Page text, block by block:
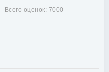
Всего оценок: 7000